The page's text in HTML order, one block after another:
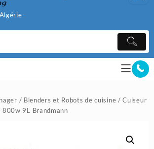
/ Blenders et Robots de cuisine / Cuiseur
9L Brandmann